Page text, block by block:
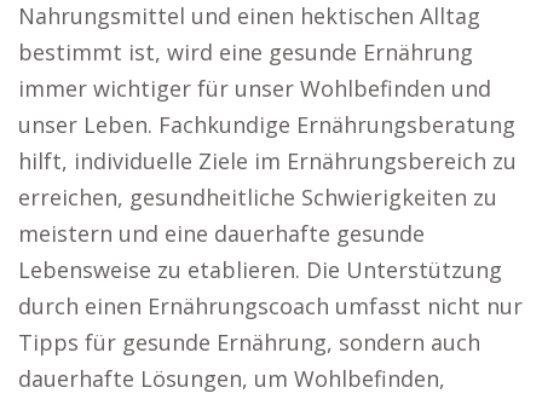
Nahrungsmittel und einen hektischen Alltag
bestimmt ist, wird eine gesunde Ernährung
immer wichtiger für unser Wohlbefinden und
unser Leben. Fachkundige Ernährungsberatung
hilft, individuelle Ziele im Ernährungsbereich zu
erreichen, gesundheitliche Schwierigkeiten zu
meistern und eine dauerhafte gesunde
Lebensweise zu etablieren. Die Unterstützung
durch einen Ernährungscoach umfasst nicht nur
Tipps für gesunde Ernährung, sondern auch
dauerhafte Lösungen, um Wohlbefinden,